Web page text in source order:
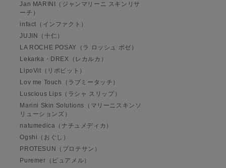
Jan MARINI（ジャンマリーニ スキンリサ
ーチ）
infact（インファクト）
JUJIN（十仁）
LA ROCHE POSAY（ラ ロッシュ ポゼ）
Lekarka・DREX（レカルカ）
LipoVit（リポビット）
Lov me Touch（ラブミータッチ）
Luscious Lips（ラシャ スリップ）
Marini Skin Solutions（マリーニスキンソ
リューションズ）
natumedica（ナチュメディカ）
Ogshi（おぐし）
PROTESUN（プロテサン）
Puremer（ピュアメル）